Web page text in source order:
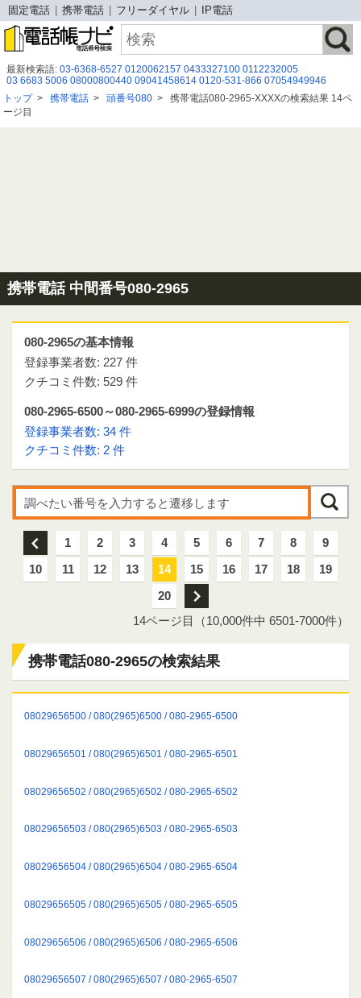
固定電話 携帯電話 フリーダイヤル IP電話
最新検索語: 03-6368-6527 0120062157 0433327100 0112232005
03 6683 5006 08000800440 09041458614 0120-531-866 07054949946
05055367765 05017907584 080-1258-8464 08008052738
0120912268
0120537356 05057834765 0492219850 08007779635 097-542-1211
0368995149
トップ> 携帯電話 > 頭番号080 > 携帯電話080-2965-XXXXの検索結果 14ペ
ージ目
携帯電話 中間番号080-2965
080-2965の基本情報
登録事業者数: 227 件
クチコミ件数: 529 件
080-2965-6500～080-2965-6999の登録情報
登録事業者数: 34 件
クチコミ件数: 2 件
前 1 2 3 4 5 6 7 8
9
10
11 12 13 14 15 16 17 18
19
20
次
14ページ目（10,000件中 6501-7000件）
携帯電話080-2965の検索結果
08029656500 / 080(2965)6500 / 080-2965-6500
08029656501 / 080(2965)6501 / 080-2965-6501
08029656502 / 080(2965)6502 / 080-2965-6502
08029656503 / 080(2965)6503 / 080-2965-6503
08029656504 / 080(2965)6504 / 080-2965-6504
08029656505 / 080(2965)6505 / 080-2965-6505
08029656506 / 080(2965)6506 / 080-2965-6506
08029656507 / 080(2965)6507 / 080-2965-6507